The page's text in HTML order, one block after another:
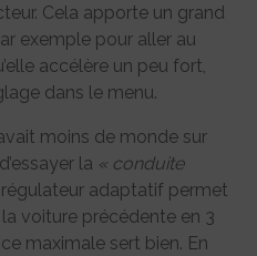
Cela apporte un grand
exemple pour aller au
accélère un peu fort,
dans le menu.
moins de monde sur
la « conduite
adaptatif permet
voiture précédente en 3
maximale sert bien. En